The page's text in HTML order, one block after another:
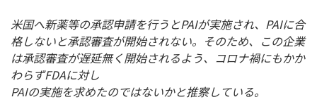
米国へ新薬等の承認申請を行うとPAIが実施され、PAIに合
格しないと承認審査が開始されない。そのため、この企業
は承認審査が遅延無く開始されるよう、コロナ禍にもかか
わらずFDAに対し
PAIの実施を求めたのではないかと推察している。